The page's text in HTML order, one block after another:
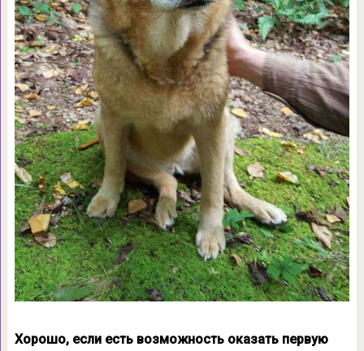
Хорошо, если есть возможность оказать первую